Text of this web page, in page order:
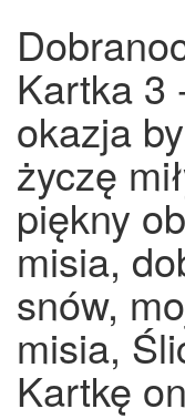
Kartka 3
okazja
życzę
piękny
misia,
snów,
misia,
Kartkę